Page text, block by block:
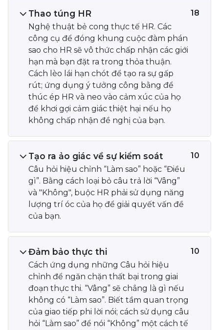
Thao túng HR
Nghệ thuật bẻ cong thực tế HR. Các
công cụ để đóng khung cuộc đàm phán
sao cho HR sẽ vô thức chấp nhận các giới
hạn mà bạn đặt ra trong thỏa thuận.
Cách lèo lái hạn chót để tạo ra sự gấp
rút; ứng dụng ý tưởng công bằng để
thúc ép HR và neo vào cảm xúc của họ
để khơi gợi cảm giác thiệt hại nếu họ
không chấp nhận đề nghị của bạn.
18
Tạo ra ảo giác về sự kiểm soát
Câu hỏi hiệu chỉnh “Làm sao” hoặc “Điều
gì”. Bằng cách loại bỏ câu trả lời “Vâng”
và "Không", buộc HR phải sử dụng năng
lượng trí óc của họ để giải quyết vấn đề
của bạn.
10
Đảm bảo thực thi
Cách ứng dụng những Câu hỏi hiệu
chỉnh để ngăn chặn thất bại trong giai
đoạn thực thi. “Vâng” sẽ chẳng là gì nếu
không có “Làm sao”. Biết tầm quan trọng
của giao tiếp phi lời nói; cách sử dụng câu
hỏi “Làm sao” để nói “Không” một cách tế
10